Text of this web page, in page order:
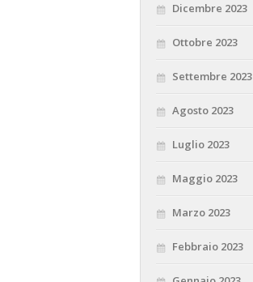
Dicembre 2023
Ottobre 2023
Settembre 2023
Agosto 2023
Luglio 2023
Maggio 2023
Marzo 2023
Febbraio 2023